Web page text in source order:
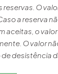
O
a reserva
aceitas, o
O valor
desistência